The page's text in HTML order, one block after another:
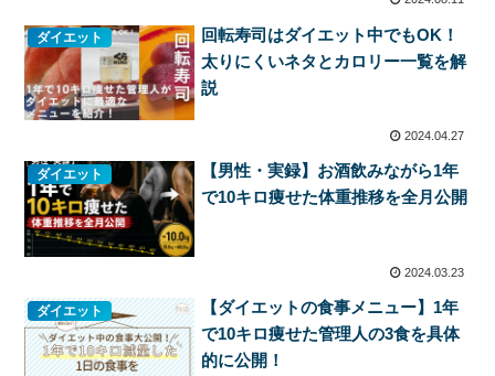
ダイエット
回転寿司はダイエット中でもOK！
太りにくいネタとカロリー一覧を解
説
2024.04.27
ダイエット
【男性・実録】お酒飲みながら1年
で10キロ痩せた体重推移を全月公開
2024.03.23
ダイエット
【ダイエットの食事メニュー】1年
で10キロ痩せた管理人の3食を具体
的に公開！